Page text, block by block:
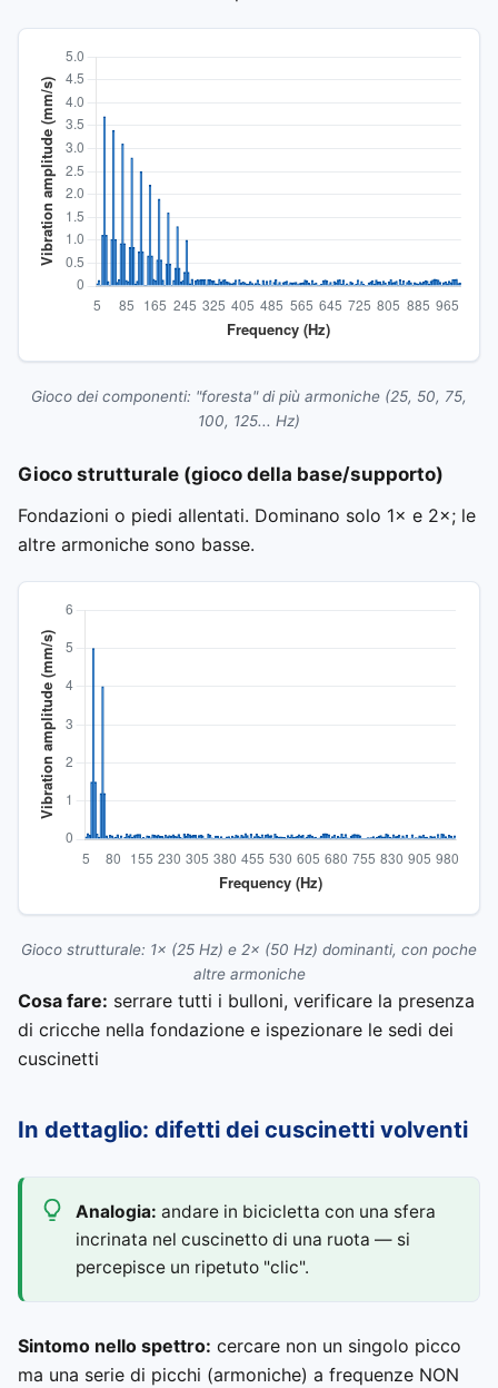
Gioco dei componenti: "foresta" di più armoniche (25, 50, 75,
100, 125... Hz)
Gioco strutturale (gioco della base/supporto)
Fondazioni o piedi allentati. Dominano solo 1× e 2×; le
altre armoniche sono basse.
Gioco strutturale: 1× (25 Hz) e 2× (50 Hz) dominanti, con poche
altre armoniche
Cosa fare: serrare tutti i bulloni, verificare la presenza
di cricche nella fondazione e ispezionare le sedi dei
cuscinetti
In dettaglio: difetti dei cuscinetti volventi
Analogia: andare in bicicletta con una sfera
incrinata nel cuscinetto di una ruota — si
percepisce un ripetuto "clic".
Sintomo nello spettro: cercare non un singolo picco
ma una serie di picchi (armoniche) a frequenze NON